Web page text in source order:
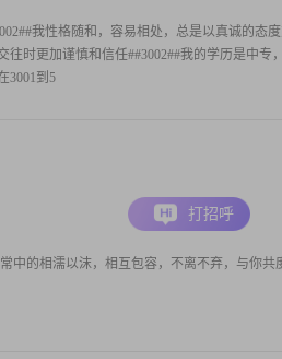
我性格随和，容易相处，总是以真诚的态
时更加谨慎和信任##3002##我的学历是中专
3001到5
中的相濡以沫，相互包容，不离不弃，与你共
打招呼